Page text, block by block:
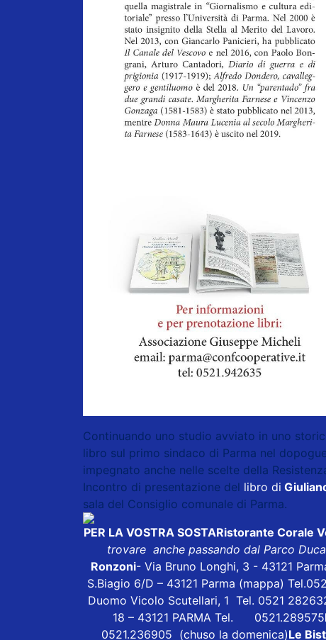
Continuando uno studio avviato in uno
libro sul primo sindaco di Parma nel
impegnato anche nelle scelte della
Incontro di presentazione del libro di
sala del Consiglio comunale di Parma.
PER LA VOSTRA SOSTARistorante Corale
trovare anche passando dal Parco
Ronzoni- Via Bruno Longhi, 3 - 43121
S.Biagio 6/D – 43121 Parma (mappa)
Duomo Vicolo Scutellari, 1 Tel. 0521
18 – 43121 PARMA Tel. 0521.289575
0521.236905 (chuso la domenica)Le